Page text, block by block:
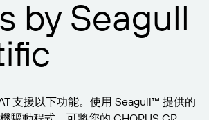
方案
合作夥伴
為客戶提供更多服務。與 BarTender
中心
知識庫的說明、常見問題解答，還有
Taiwan) 登入
by Seagull
支援以下功能。使用 Seagull™ 提供的